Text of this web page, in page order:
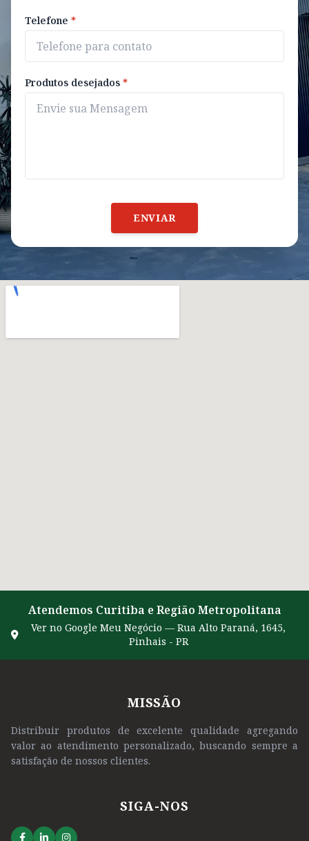
Telefone *
Produtos desejados *
ENVIAR
Atendemos Curitiba e Região Metropolitana
Ver no Google Meu Negócio — Rua Alto Paraná, 1645,
Pinhais - PR
MISSÃO
Distribuir produtos de excelente qualidade agregando
valor ao atendimento personalizado, buscando sempre a
satisfação de nossos clientes.
SIGA-NOS